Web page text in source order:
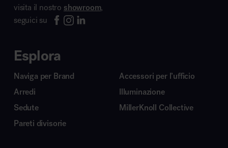
visita il nostro showroom,
seguici su
Esplora
Naviga per Brand
Arredi
Sedute
Pareti divisorie
Accessori per l’ufficio
Illuminazione
MillerKnoll Collective